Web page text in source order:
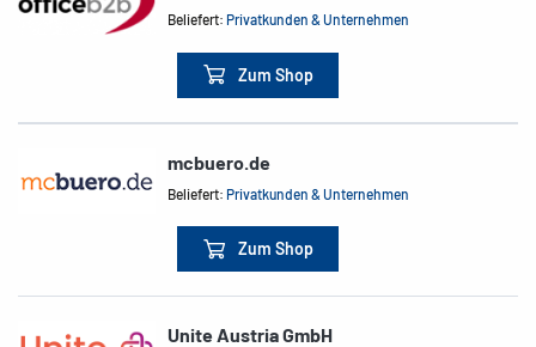
Beliefert:Privatkunden & Unternehmen
Zum Shop
mcbuero.de
Beliefert:Privatkunden & Unternehmen
Zum Shop
Unite Austria GmbH